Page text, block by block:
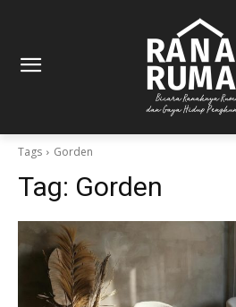
Tags Gorden
Tag: Gorden